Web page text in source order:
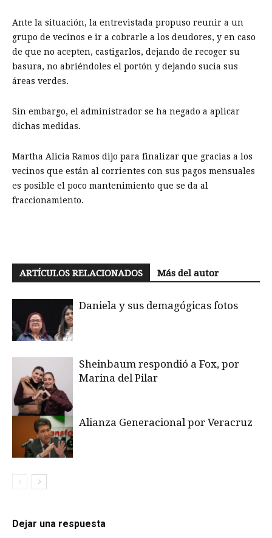
Ante la situación, la entrevistada propuso reunir a un
grupo de vecinos e ir a cobrarle a los deudores, y en caso
de que no acepten, castigarlos, dejando de recoger su
basura, no abriéndoles el portón y dejando sucia sus
áreas verdes.
Sin embargo, el administrador se ha negado a aplicar
dichas medidas.
Martha Alicia Ramos dijo para finalizar que gracias a los
vecinos que están al corrientes con sus pagos mensuales
es posible el poco mantenimiento que se da al
fraccionamiento.
ARTÍCULOS RELACIONADOS Más del autor
Daniela y sus demagógicas fotos
Sheinbaum respondió a Fox, por
Marina del Pilar
Alianza Generacional por Veracruz
Dejar una respuesta